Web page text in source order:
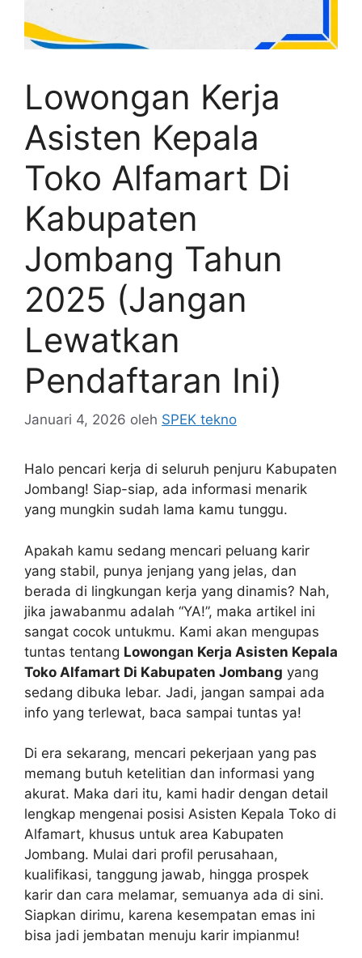
Lowongan Kerja
Asisten Kepala
Toko Alfamart Di
Kabupaten
Jombang Tahun
2025 (Jangan
Lewatkan
Pendaftaran Ini)
Januari 4, 2026 oleh SPEK tekno
Halo pencari kerja di seluruh penjuru Kabupaten
Jombang! Siap-siap, ada informasi menarik
yang mungkin sudah lama kamu tunggu.
Apakah kamu sedang mencari peluang karir
yang stabil, punya jenjang yang jelas, dan
berada di lingkungan kerja yang dinamis? Nah,
jika jawabanmu adalah “YA!”, maka artikel ini
sangat cocok untukmu. Kami akan mengupas
tuntas tentang Lowongan Kerja Asisten Kepala
Toko Alfamart Di Kabupaten Jombang yang
sedang dibuka lebar. Jadi, jangan sampai ada
info yang terlewat, baca sampai tuntas ya!
Di era sekarang, mencari pekerjaan yang pas
memang butuh ketelitian dan informasi yang
akurat. Maka dari itu, kami hadir dengan detail
lengkap mengenai posisi Asisten Kepala Toko di
Alfamart, khusus untuk area Kabupaten
Jombang. Mulai dari profil perusahaan,
kualifikasi, tanggung jawab, hingga prospek
karir dan cara melamar, semuanya ada di sini.
Siapkan dirimu, karena kesempatan emas ini
bisa jadi jembatan menuju karir impianmu!